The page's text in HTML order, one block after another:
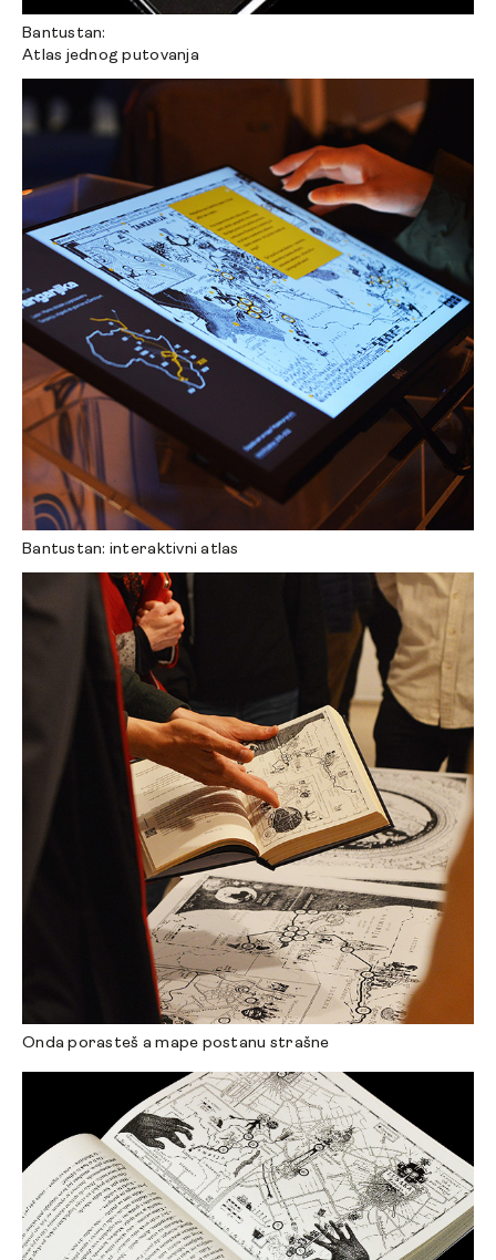
Bantustan:
Atlas jednog putovanja
Bantustan: interaktivni atlas
Onda porasteš a mape postanu strašne